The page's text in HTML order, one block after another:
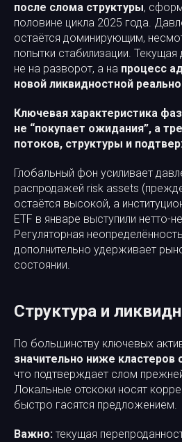
после слома структуры,
половине цикла 2025 года.
остаётся доминирующим,
попытки стабилизации.
не на разворот, а на процесс
новой ликвидностной
Ключевая характеристика
не “покупает ожидания”, а
потоков, структуры и
Глобальный фон усиливает
распродажей risk assets
остаётся высокой, а
ETF в январе выступили нетто-
Регуляторная
дополнительно удерживает
состоянии.
Структура и
По большинству ключевых
значительно ниже кластеров
что подтверждает слом
Локальные отскоки носят
быстро гасятся предложением.
Важно: текущая